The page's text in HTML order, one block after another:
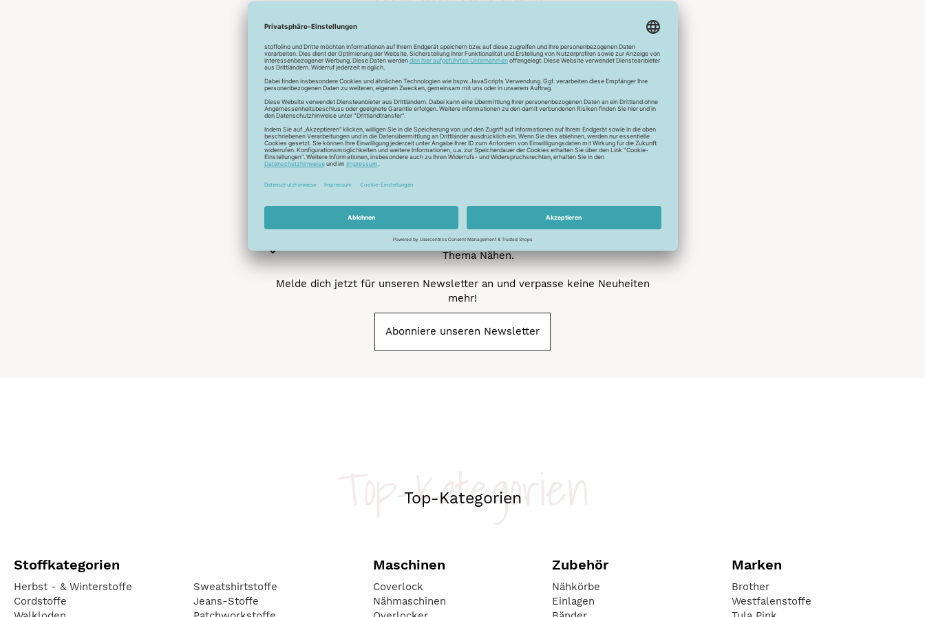
Abonniere jetzt unseren exklusiven Newsletter und profitiere von zahlreichen
Aktionen und Rabatte: Als Newsletter Abonnent erfährst du als erstes
von unseren Aktionen und Rabatten!
Neue Stoffe entdecken: Wir informieren dich regelmäßig über die
neuesten Stofftrends der Saison. Plane mit uns deine neuen
Nähprojekte.
Inspiration: Lass dich von unseren kreativen Ideen und Nähbeispielen
inspirieren! Wir teilen mit dir unsere DIY-Ideen und verraten dir die
Veranstaltungen: Kein Event ohne dich! Denn du erfährst vor allen
anderen von unseren geplanten Events.
Gewinnspiele: Sichere dir deine Chance auf tolle Preise rund um das
Thema Nähen.
Melde dich jetzt für unseren Newsletter an und verpasse keine Neuheiten
mehr!
Abonniere unseren Newsletter
Top-Kategorien
Top-Kategorien
Stoffkategorien
Herbst - & Winterstoffe
Cordstoffe
Sweatshirtstoffe
Jeans-Stoffe
Maschinen
Coverlock
Nähmaschinen
Zubehör
Nähkörbe
Einlagen
Marken
Brother
Westfalenstoffe